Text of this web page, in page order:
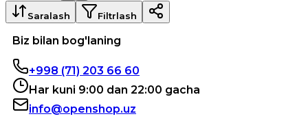
Saralash Filtrlash
Biz bilan bog'laning
+998 (71) 203 66 60
Har kuni 9:00 dan 22:00 gacha
info@openshop.uz